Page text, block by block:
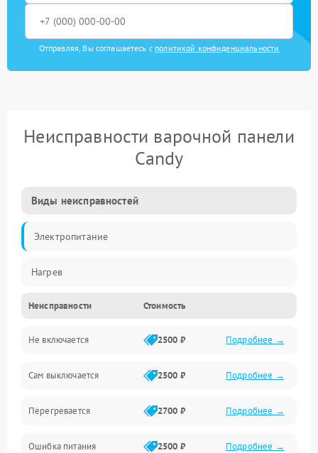
Отправляя, Вы соглашаетесь с политикой конфиденциальности
Неисправности варочной панели
Candy
Виды неисправностей
Электропитание
Нагрев
Неисправности Стоимость
Не включается 2500 ₽ Подробнее →
Сам выключается 2500 ₽ Подробнее →
Перегревается 2700 ₽ Подробнее →
Ошибка питания 2500 ₽ Подробнее →